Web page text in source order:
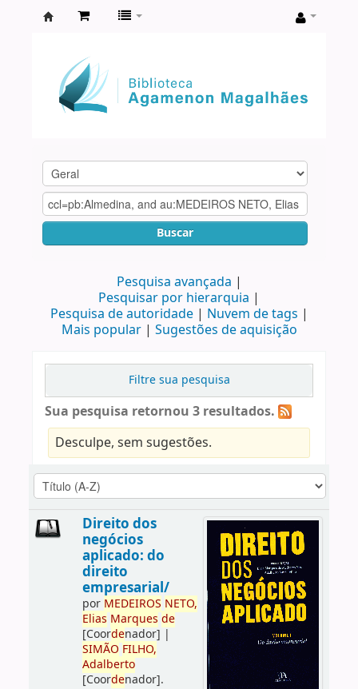
Agamenon
Magalhães
Buscar
Pesquisa avançada
Pesquisar por hierarquia
Pesquisa de autoridade
Nuvem de tags
Mais popular
Sugestões de aquisição
Filtre sua pesquisa
Sua pesquisa retornou 3 resultados.
Desculpe, sem sugestões.
Direito dos
negócios
aplicado: do
direito
empresarial/
por MEDEIROS NETO,
Elias Marques de
[Coordenador] |
SIMÃO FILHO,
Adalberto
[Coordenador].